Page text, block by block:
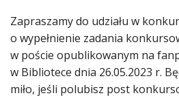
Zapraszamy do udziału w
o wypełnienie zadania
w poście opublikowanym na
w Bibliotece dnia 26.05.2023 r.
miło, jeśli polubisz post